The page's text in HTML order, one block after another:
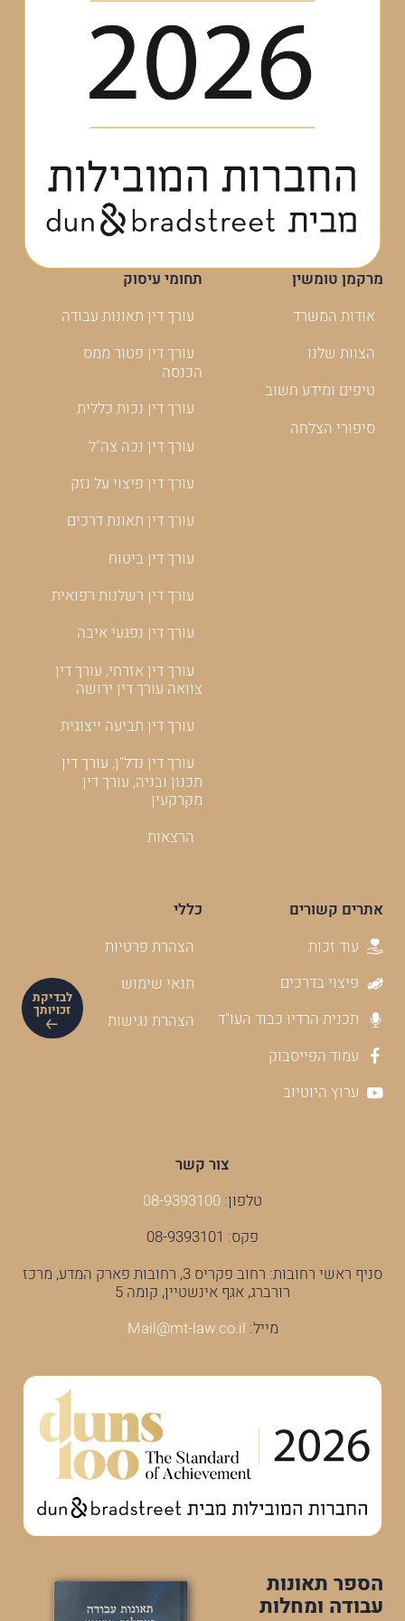
לבדיקת
זכויותך
מרקמן טומשין
אודות המשרד
הצוות שלנו
טיפים ומידע חשוב
סיפורי הצלחה
תחומי עיסוק
עורך דין תאונות עבודה
עורך דין פטור ממס
הכנסה
עורך דין נכות כללית
עורך דין נכה צה"ל
עורך דין פיצוי על נזק
עורך דין תאונת דרכים
עורך דין ביטוח
עורך דין רשלנות רפואית
עורך דין נפגעי איבה
עורך דין אזרחי, עורך דין
צוואה עורך דין ירושה
עורך דין תביעה ייצוגית
עורך דין נדל"ן, עורך דין
תכנון ובניה, עורך דין
מקרקעין
הרצאות
אתרים קשורים
עוד זכות
פיצוי בדרכים
תכנית הרדיו כבוד העו"ד
עמוד הפייסבוק
ערוץ היוטיוב
כללי
הצהרת פרטיות
תנאי שימוש
הצהרת נגישות
צור קשר
טלפון: 08-9393100
פקס: 08-9393101
סניף ראשי רחובות: רחוב פקריס 3, רחובות פארק המדע, מרכז
רורברג, אגף אינשטיין, קומה 5
מייל: Mail@mt-law.co.il
הספר תאונות
עבודה ומחלות